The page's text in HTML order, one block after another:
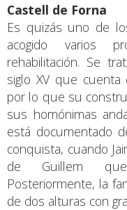
Castell de Forna
Es quizás uno de
acogido varios
rehabilitación. Se
siglo XV que cuenta
por lo que su
sus homónimas
está documentado
conquista, cuando
de Guillem
Posteriormente, la
de dos alturas con